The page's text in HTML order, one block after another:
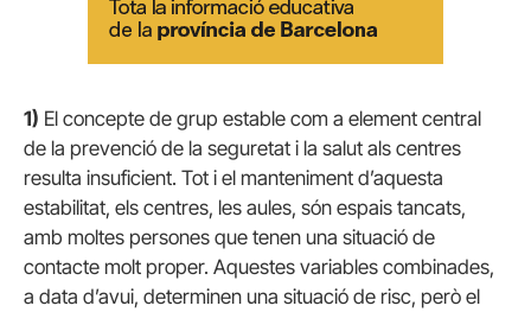
1) El concepte de grup estable com a element central
de la prevenció de la seguretat i la salut als centres
resulta insuficient. Tot i el manteniment d’aquesta
estabilitat, els centres, les aules, són espais tancats,
amb moltes persones que tenen una situació de
contacte molt proper. Aquestes variables combinades,
a data d’avui, determinen una situació de risc, però el